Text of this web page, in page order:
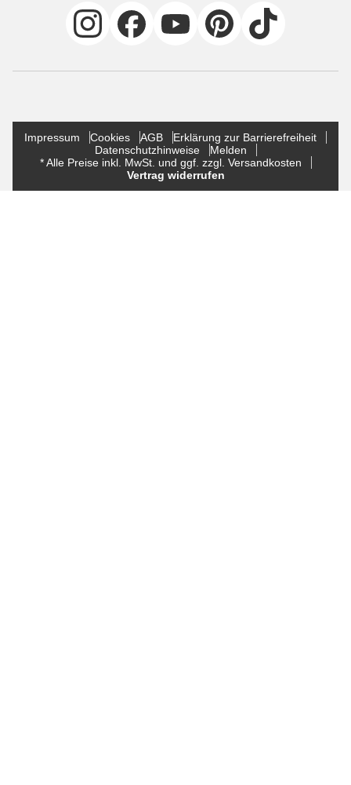
Impressum Cookies AGB
Erklärung zur Barrierefreiheit
Datenschutzhinweise
Melden
* Alle Preise inkl. MwSt. und ggf. zzgl. Versandkosten
Vertrag widerrufen